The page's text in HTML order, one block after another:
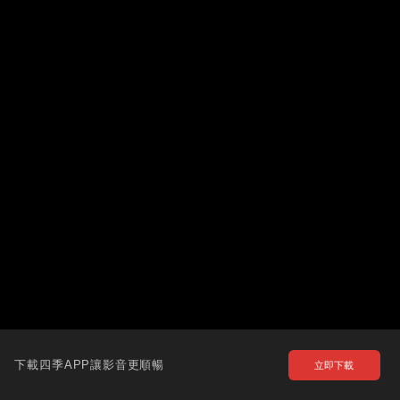
下載四季APP讓影音更順暢 立即下載